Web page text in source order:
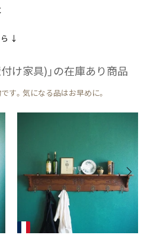
ら ↓
け家具)」の​在庫あり商品
す。気になる品はお早めに。